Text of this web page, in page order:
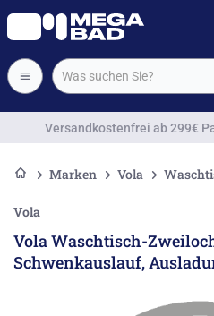
Marken Vola
Vola
Vola Waschtisch-
Schwenkauslauf,